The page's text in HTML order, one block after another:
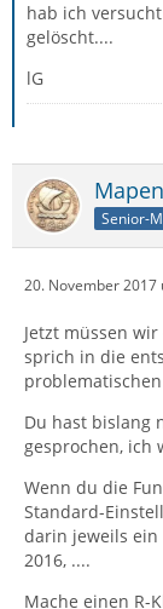
hab ich
gelöscht....
lG
Senior-
20. November 2017
Jetzt müssen
sprich in die
Du hast bislang
gesprochen, ich
Wenn du die
Standard-
darin jeweils ein
2016, ....
Mache einen R-